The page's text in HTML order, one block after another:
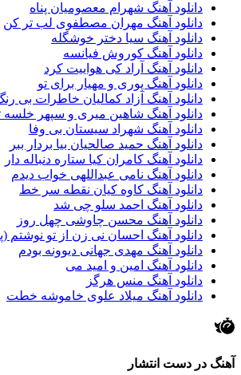
دانلود آهنگ شهرام معصومیان پناه
دانلود آهنگ مهران مصطفوی لب تر کن
دانلود آهنگ سیا دختر خوشگله
دانلود آهنگ کوروش فیانسه
دانلود آهنگ آراد کی هواییت کرد
دانلود آهنگ پوری و مهیار برای تو
دانلود آهنگ آزاد کمالیان خاطرات بی
دانلود آهنگ شاهین میری و سپهر خلسه
دانلود آهنگ شهراد سیستان بی وفا
دانلود آهنگ حمید صالحیان بیا بردار ببر
دانلود آهنگ کامران کیا ستاره دنباله دار
دانلود آهنگ نامی عبداللهی خواب دیدم
دانلود آهنگ کاوه کیان نقطه سر خط
دانلود آهنگ احمد سلو چی شد
دانلود آهنگ محسن چاوشی چهل روز
دانلود آهنگ احسان نی زن از تو نوشتم
دانلود آهنگ مهدی جهانی دیوونه بودم
دانلود آهنگ امین و امید می
دانلود آهنگ منس هرگز
دانلود آهنگ میلاد علوی خاموشه خطت
آهنگ در دست انتشار